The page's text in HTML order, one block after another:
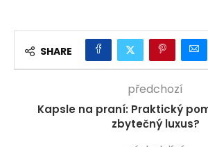
SHARE
předchozí
Kapsle na praní: Praktický
zbytečný luxus?